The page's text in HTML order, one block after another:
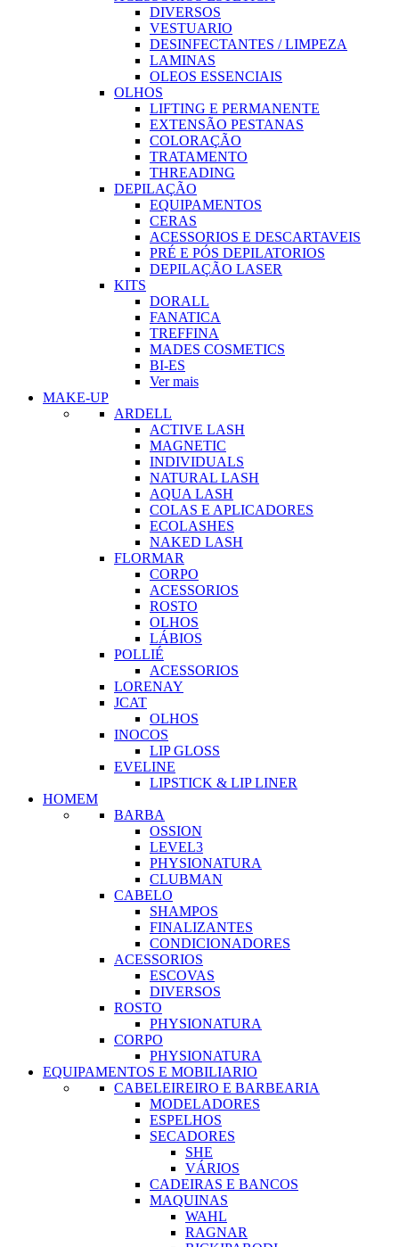
DIVERSOS
VESTUARIO
DESINFECTANTES / LIMPEZA
LAMINAS
OLEOS ESSENCIAIS
OLHOS
LIFTING E PERMANENTE
EXTENSÃO PESTANAS
COLORAÇÃO
TRATAMENTO
THREADING
DEPILAÇÃO
EQUIPAMENTOS
CERAS
ACESSORIOS E DESCARTAVEIS
PRÉ E PÓS DEPILATORIOS
DEPILAÇÃO LASER
KITS
DORALL
FANATICA
TREFFINA
MADES COSMETICS
BI-ES
Ver mais
MAKE-UP
ARDELL
ACTIVE LASH
MAGNETIC
INDIVIDUALS
NATURAL LASH
AQUA LASH
COLAS E APLICADORES
ECOLASHES
NAKED LASH
FLORMAR
CORPO
ACESSORIOS
ROSTO
OLHOS
LÁBIOS
POLLIÉ
ACESSORIOS
LORENAY
JCAT
OLHOS
INOCOS
LIP GLOSS
EVELINE
LIPSTICK & LIP LINER
HOMEM
BARBA
OSSION
LEVEL3
PHYSIONATURA
CLUBMAN
CABELO
SHAMPOS
FINALIZANTES
CONDICIONADORES
ACESSORIOS
ESCOVAS
DIVERSOS
ROSTO
PHYSIONATURA
CORPO
PHYSIONATURA
EQUIPAMENTOS E MOBILIARIO
CABELEIREIRO E BARBEARIA
MODELADORES
ESPELHOS
SECADORES
SHE
VÁRIOS
CADEIRAS E BANCOS
MAQUINAS
WAHL
RAGNAR